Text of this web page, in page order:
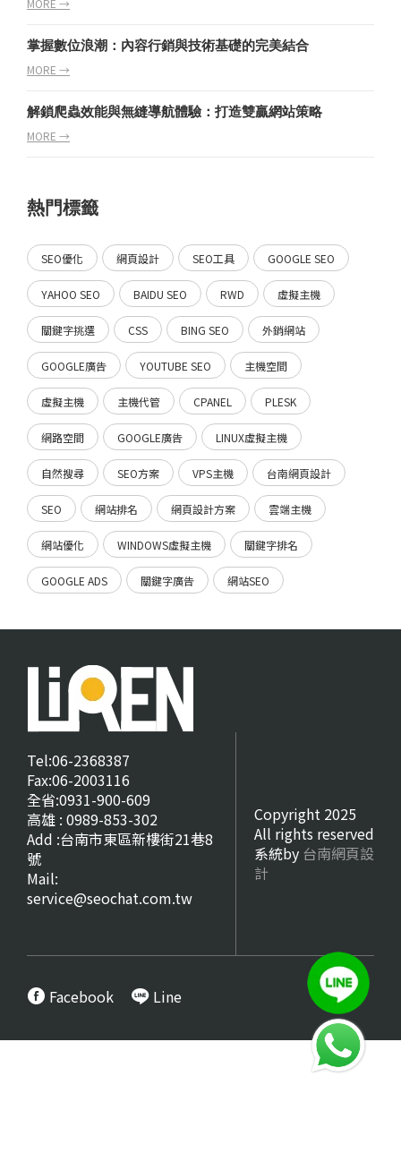
MORE →
掌握數位浪潮：內容行銷與技術基礎的完美結合
MORE →
解鎖爬蟲效能與無縫導航體驗：打造雙贏網站策略
MORE →
熱門標籤
SEO優化 網頁設計 SEO工具 GOOGLE SEO
YAHOO SEO BAIDU SEO RWD 虛擬主機
關鍵字挑選 CSS BING SEO 外銷網站
GOOGLE廣告 YOUTUBE SEO 主機空間
虛擬主機 主機代管 CPANEL PLESK
網路空間 GOOGLE廣告 LINUX虛擬主機
自然搜尋 SEO方案 VPS主機 台南網頁設計
SEO 網站排名 網頁設計方案 雲端主機
網站優化 WINDOWS虛擬主機 關鍵字排名
GOOGLE ADS 關鍵字廣告 網站SEO
Tel:06-2368387
Fax:06-2003116
全省:0931-900-609
高雄 : 0989-853-302
Add :台南市東區新樓街21巷8
號
Mail:
service@seochat.com.tw
Copyright 2025
All rights reserved
系統by 台南網頁設
計
Facebook Line